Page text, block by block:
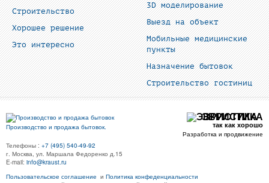
Строительство
Хорошее решение
Это интересно
3D моделирование
Выезд на объект
Мобильные медицинские
пункты
Назначение бытовок
Строительство гостиниц
Производство и продажа бытовок.
ЭВРИСТИКА
так как хорошо
Разработка и продвижение
Телефоны : +7 (495) 540-49-92
г. Москва, ул. Маршала Федоренко д.15
E-mail: info@kraust.ru
Пользовательское соглашение и Политика конфеденциальности